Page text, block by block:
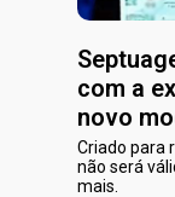
com a
novo
Criado para
não será
mais.